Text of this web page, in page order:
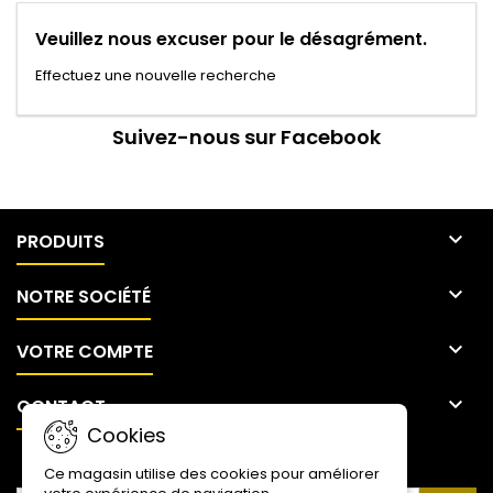
Veuillez nous excuser pour le désagrément.
Effectuez une nouvelle recherche
Suivez-nous sur Facebook
PRODUITS 
NOTRE SOCIÉTÉ 
VOTRE COMPTE 
CONTACT 
Cookies
Ce magasin utilise des cookies pour améliorer
LETTRE D'INFORMATIONS